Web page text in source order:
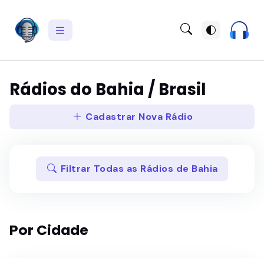
Rádios do Bahia / Brasil
Cadastrar Nova Rádio
Filtrar Todas as Rádios de Bahia
Por Cidade